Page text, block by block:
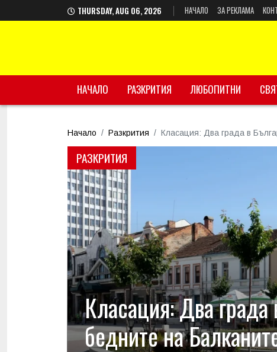
THURSDAY, AUG 06, 2026 НАЧАЛО ЗА РЕКЛАМА
НАЧАЛО РАЗКРИТИЯ ЛЮБОПИТНИ
Начало Разкрития Класация: Два града в
РАЗКРИТИЯ
Класация: Два
бедните на